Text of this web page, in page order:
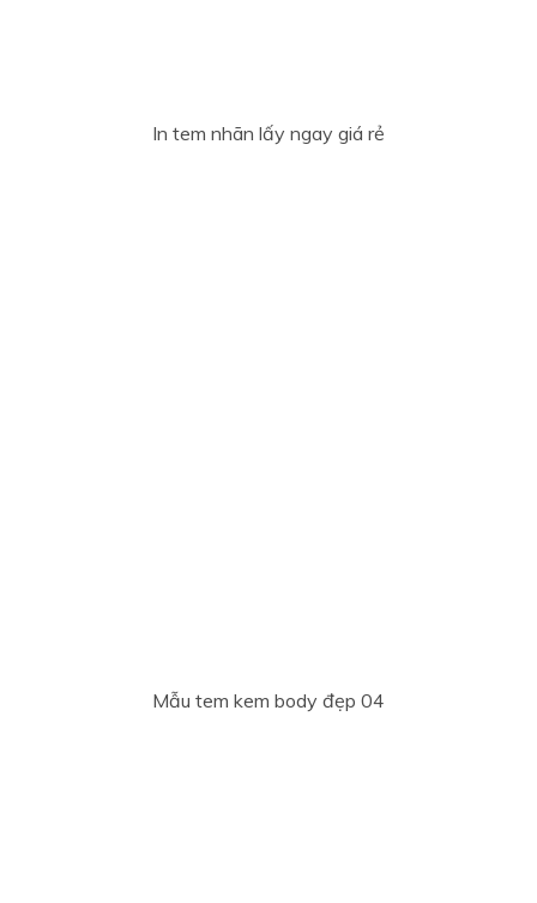
In tem nhãn lấy ngay giá rẻ
Mẫu tem kem body đẹp 04